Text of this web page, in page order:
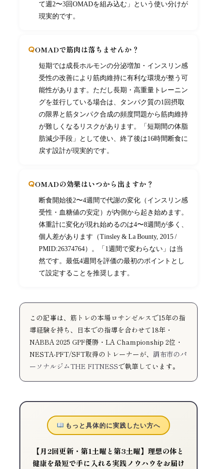
て週2〜3回OMADを組み込む」という使い分けが
現実的です。
OMADで筋肉は落ちませんか？
短期では成長ホルモンの分泌増加・インスリン感
受性の改善により筋肉維持に有利な環境が整う可
能性があります。ただし長期・高重量トレーニン
グを並行している場合は、タンパク質の1回摂取
の限界と筋タンパク合成の頻度問題から筋肉維持
が難しくなるリスクがあります。「短期間の体脂
肪減少手段」として使い、終了後は16時間断食に
戻す設計が現実的です。
OMADの効果はいつから出ますか？
断食開始後2〜4週間で代謝の変化（インスリン感
受性・血糖値の安定）が内側から起き始めます。
体重計に変化が現れ始めるのは4〜8週間が多く、
個人差があります（Tinsley & La Bounty, 2015 /
PMID:26374764）。「1週間で変わらない」は当
然です。最低4週間を評価の最初のポイントとし
て設定することを推奨します。
この記事は、筋トレの本場ロサンゼルスで15年の指
導経験を持ち、日本での指導を合わせて18年・
NABBA 2025 GPF優勝・LA Championship 2位・
NESTA-PFT/SFT取得のトレーナーが、 調布市のパ
ーソナルジムTHE FITNESSで執筆しています。
もっと具体的に実践したい方へ
【月2回更新・第1土曜と第3土曜】理想の体と
健康を最短で手に入れる実践ノウハウをお届け